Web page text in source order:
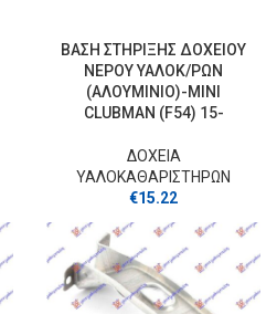
ΒΑΣΗ ΣΤΗΡΙΞΗΣ ΔΟΧΕΙΟΥ
ΝΕΡΟΥ ΥΑΛΟΚ/ΡΩΝ
(ΑΛΟΥΜΙΝΙΟ)-MINI
CLUBMAN (F54) 15-
ΔΟΧΕΙΑ
ΥΑΛΟΚΑΘΑΡΙΣΤΗΡΩΝ
€15.22